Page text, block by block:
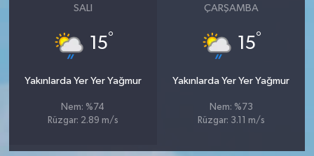
SALI
15°
Yakınlarda Yer Yer Yağmur
Nem: %74
Rüzgar: 2.89 m/s
ÇARŞAMBA
15°
Yakınlarda Yer Yer Yağmur
Nem: %73
Rüzgar: 3.11 m/s